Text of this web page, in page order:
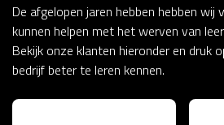
De afgelopen jaren hebben hebben wij
kunnen helpen met het werven van
Bekijk onze klanten hieronder en druk
bedrijf beter te leren kennen.